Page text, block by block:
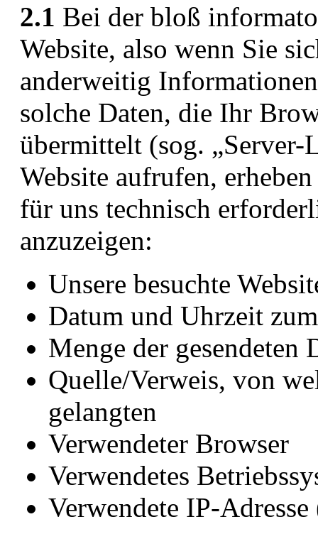
2.1 Bei der bloß
Website, also wenn Sie
anderweitig
solche Daten, die Ihr
übermittelt (sog. „Server-
Website aufrufen,
für uns technisch
anzuzeigen:
Unsere besuchte
Datum und Uhrzeit
Menge der gesendeten
Quelle/Verweis, von
gelangten
Verwendeter Browser
Verwendetes
Verwendete IP-